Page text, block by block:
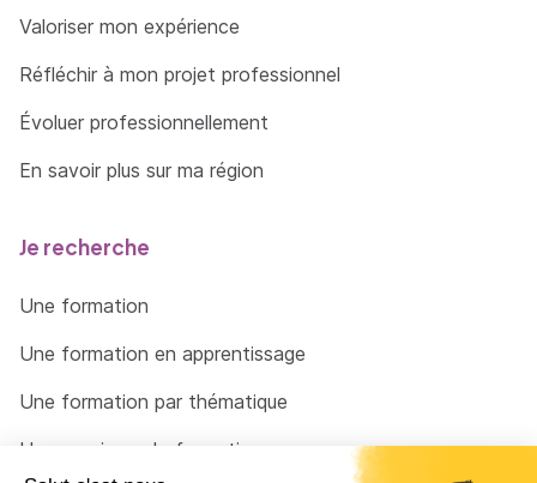
Valoriser mon expérience
Réfléchir à mon projet professionnel
Évoluer professionnellement
En savoir plus sur ma région
Je recherche
Une formation
Une formation en apprentissage
Une formation par thématique
Un organisme de formation